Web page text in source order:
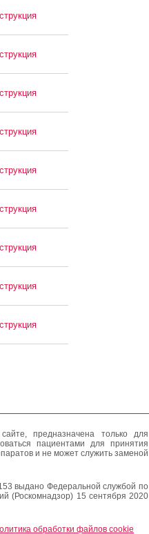
предназначена только для
пациентами для принятия
и не может служить заменой
выдано Федеральной службой по
(Роскомнадзор) 15 сентября 2020
обработки файлов cookie